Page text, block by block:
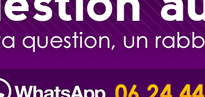
émission radio : Visions de grandeur n°104 :
de donner son Maasser
reste 49 places pour étudier en groupe sur Zoom
de donner son Maasser